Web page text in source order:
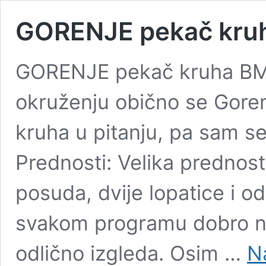
GORENJE pekač
GORENJE pekač kruha
okruženju obično se
kruha u pitanju, pa sam
Prednosti: Velika
posuda, dvije lopatice i
svakom programu dobro
odlično izgleda. Osim …